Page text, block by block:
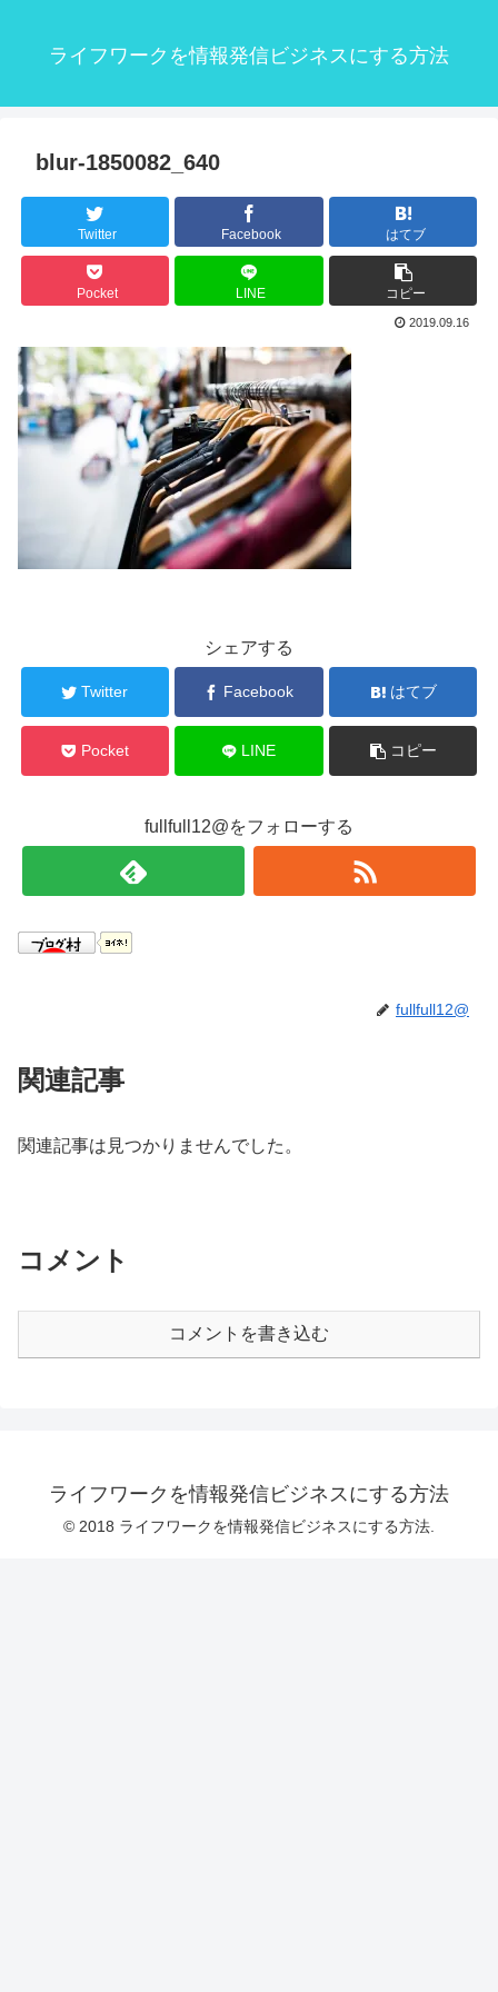
ライフワークを情報発信ビジネスにする方法
blur-1850082_640
Twitter Facebook はてブ
Pocket LINE コピー
2019.09.16
シェアする
Twitter Facebook はてブ
Pocket LINE コピー
fullfull12@をフォローする
fullfull12@
関連記事
関連記事は見つかりませんでした。
コメント
コメントを書き込む
ライフワークを情報発信ビジネスにする方法
© 2018 ライフワークを情報発信ビジネスにする方法.